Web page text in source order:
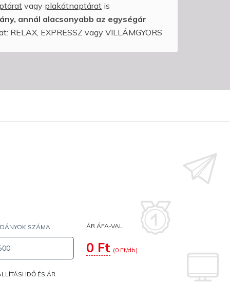
vagy plakátnaptárat is
annál alacsonyabb az egységár
RELAX, EXPRESSZ vagy VILLÁMGYORS
SZÁMA ÁR ÁFA-VAL
0 Ft (0 Ft/db)
IDŐ ÉS ÁR